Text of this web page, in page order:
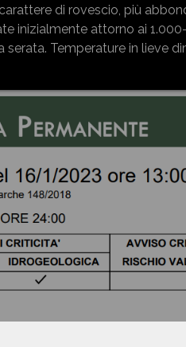
di rovescio, più
inizialmente attorno ai
Temperature in lieve